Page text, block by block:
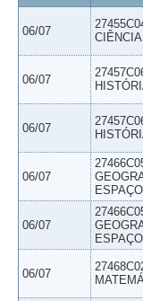
06/07
06/07
06/07
06/07
06/07
06/07